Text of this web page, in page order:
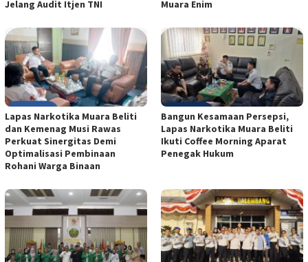
Jelang Audit Itjen TNI
Muara Enim
Lapas Narkotika Muara Beliti
dan Kemenag Musi Rawas
Perkuat Sinergitas Demi
Optimalisasi Pembinaan
Rohani Warga Binaan
Bangun Kesamaan Persepsi,
Lapas Narkotika Muara Beliti
Ikuti Coffee Morning Aparat
Penegak Hukum